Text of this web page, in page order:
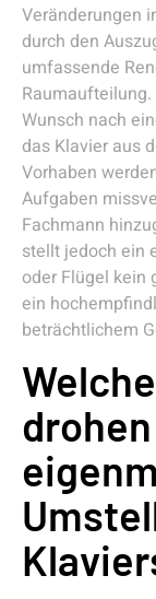
Veränderungen
durch den
umfassende
Wunsch nach
das Klavier aus
Vorhaben
Aufgaben
Fachmann
stellt jedoch ein
oder Flügel kein
ein
beträchtlichem